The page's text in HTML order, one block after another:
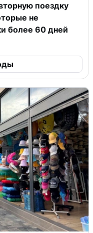
поездку
не
более 60 дней